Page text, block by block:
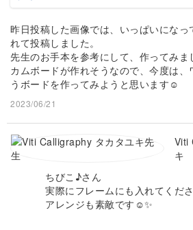
昨日投稿した画像では、いっぱいになっ
れて投稿しました。
先生のお手本を参考にして、作ってみ
カムボードが作れそうなので、今度は
うボードを作ってみようと思います☺
2023/06/21
Viti
キ
ちびこ♪さん
実際にフレームにも入れてくだ
アレンジも素敵です☺️✨